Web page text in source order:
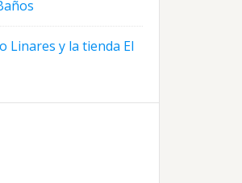
Linares y la tienda El